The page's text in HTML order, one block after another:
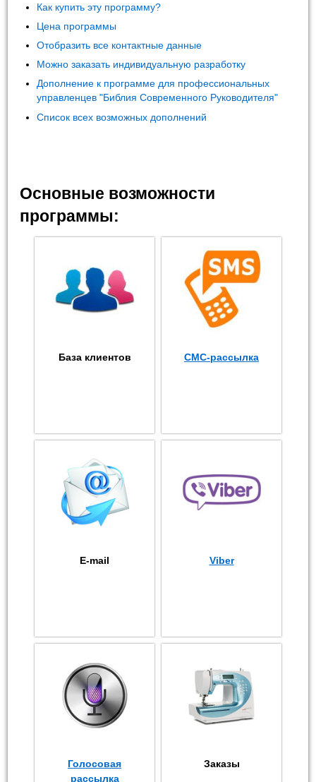
Как купить эту программу?
Цена программы
Отобразить все контактные данные
Можно заказать индивидуальную разработку
Дополнение к программе для профессиональных
управленцев "Библия Современного Руководителя"
Список всех возможных дополнений
Основные возможности
программы:
База клиентов СМС-рассылка
E-mail Viber
Голосовая
рассылка
Заказы